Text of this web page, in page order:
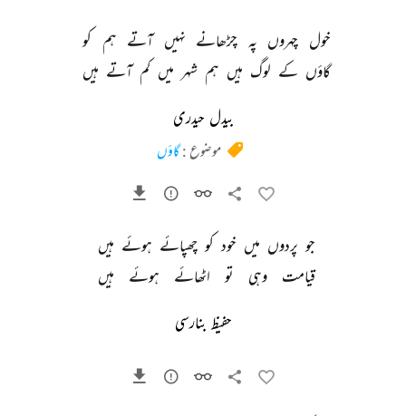
خول چہروں پہ چڑھانے نہیں آتے ہم
کو
گاؤں کے لوگ ہیں ہم شہر میں کم آتے ہیں
بیدل حیدری
موضوع :گاؤں
جو پردوں میں خود کو چھپائے ہوئے ہیں
قیامت
وہی تو اٹھائے ہوئے ہیں
حفیظ بنارسی